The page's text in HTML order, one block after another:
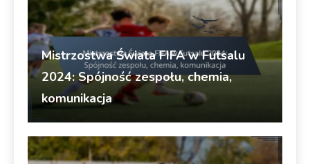
Mistrzostwa Świata FIFA w Futsalu
2024: Spójność zespołu, chemia,
komunikacja
Wydajność zespołu Marco Valente 06/04/2026